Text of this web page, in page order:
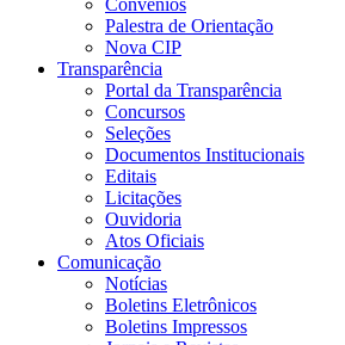
Convênios
Palestra de Orientação
Nova CIP
Transparência
Portal da Transparência
Concursos
Seleções
Documentos Institucionais
Editais
Licitações
Ouvidoria
Atos Oficiais
Comunicação
Notícias
Boletins Eletrônicos
Boletins Impressos